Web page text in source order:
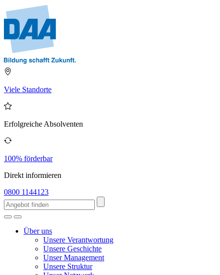
Viele Standorte
Erfolgreiche Absolventen
100% förderbar
Direkt informieren
0800 1144123
Über uns
Unsere Verantwortung
Unsere Geschichte
Unser Management
Unsere Struktur